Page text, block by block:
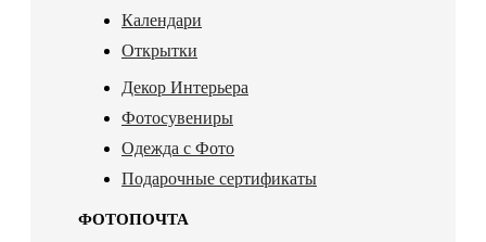
Календари
Открытки
Декор Интерьера
Фотосувениры
Одежда с Фото
Подарочные сертификаты
ФОТОПОЧТА